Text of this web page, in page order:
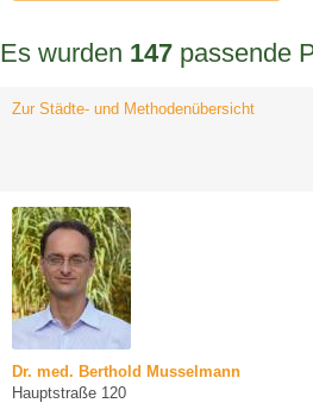
Es wurden 147 passende
Zur Städte- und Methodenübersicht
Dr. med. Berthold Musselmann
Hauptstraße 120